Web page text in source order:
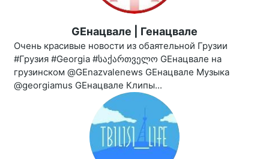
GEнацвале | Генацвале
Очень красивые новости из обаятельной Грузии
#Грузия #Georgia #საქართველო GEнацвале на
грузинском @GEnazvalenews GEнацвале Музыка
@georgiamus GEнацвале Клипы...